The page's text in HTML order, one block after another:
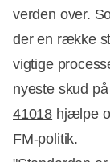
verden over.
der en række
vigtige
nyeste skud
41018 hjælpe
FM-politik.